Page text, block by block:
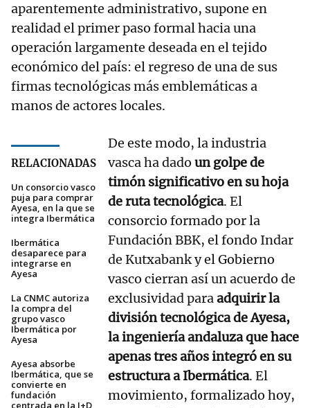
aparentemente administrativo, supone en
realidad el primer paso formal hacia una
operación largamente deseada en el tejido
económico del país: el regreso de una de sus
firmas tecnológicas más emblemáticas a
manos de actores locales.
RELACIONADAS
Un consorcio vasco
puja para comprar
Ayesa, en la que se
integra Ibermática
Ibermática
desaparece para
integrarse en
Ayesa
La CNMC autoriza
la compra del
grupo vasco
Ibermática por
Ayesa
Ayesa absorbe
Ibermática, que se
convierte en
fundación
De este modo, la industria
vasca ha dado un golpe de
timón significativo en su hoja
de ruta tecnológica. El
consorcio formado por la
Fundación BBK, el fondo Indar
de Kutxabank y el Gobierno
vasco cierran así un acuerdo de
exclusividad paraadquirir la
división tecnológica de Ayesa,
la ingeniería andaluza que hace
apenas tres años integró en su
estructura a Ibermática. El
movimiento, formalizado hoy,